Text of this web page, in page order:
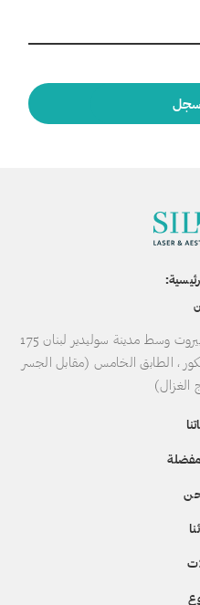
المقر الرئيسي لشركة سيلكور القابضة في بيروت وسط مدينة سوليدير لبنان 175
، الطابق الخامس (مقابل الجسر
الغزال)